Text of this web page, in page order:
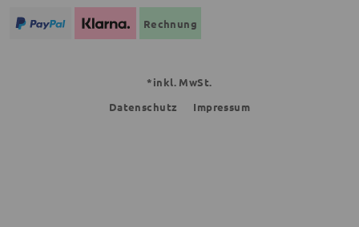
Rechnung
*inkl. MwSt.
Datenschutz
Impressum